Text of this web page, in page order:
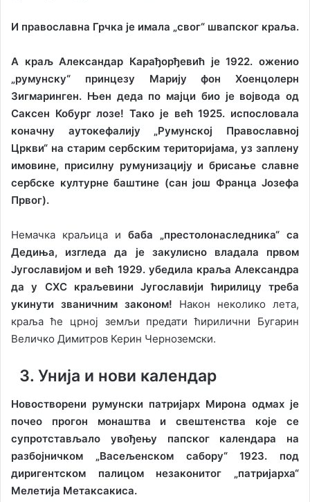
И православна Грчка је имала „свог“ швапског краља.
А краљ Александар Карађорђевић је 1922. оженио
„румунску“ принцезу Марију фон Хоенцолерн
Зигмаринген. Њен деда по мајци био је војвода од
Саксен Кобург лозе! Тако је већ 1925. испословала
коначну аутокефалију „Румунској Православној
Цркви“ на старим сербским територијама, уз заплену
имовине, присилну румунизацију и брисање славне
сербске културне баштине (сан још Франца Јозефа
Првог).
Немачка краљица и баба „престолонаследника“ са
Дедиња, изгледа да је закулисно владала првом
Југославијом и већ 1929. убедила краља Александра
да у СХС краљевини Југославији ћирилицу треба
укинути званичним законом! Након неколико лета,
краља ће црној земљи предати ћирилични Бугарин
Величко Димитров Керин Черноземски.
3. Унија и нови календар
Новостворени румунски патријарх Мирона одмах је
почео прогон монаштва и свештенства које се
супротстављало увођењу папског календара на
разбојничком „Васељенском сабору“ 1923. под
диригентском палицом незаконитог „патријарха“
Мелетија Метаксакиса.